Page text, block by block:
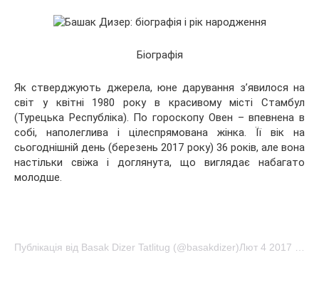
Біографія
Як стверджують джерела, юне дарування з’явилося на
світ у квітні 1980 року в красивому місті Стамбул
(Турецька Республіка). По гороскопу Овен – впевнена в
собі, наполеглива і цілеспрямована жінка. Її вік на
сьогоднішній день (березень 2017 року) 36 років, але вона
настільки свіжа і доглянута, що виглядає набагато
молодше.